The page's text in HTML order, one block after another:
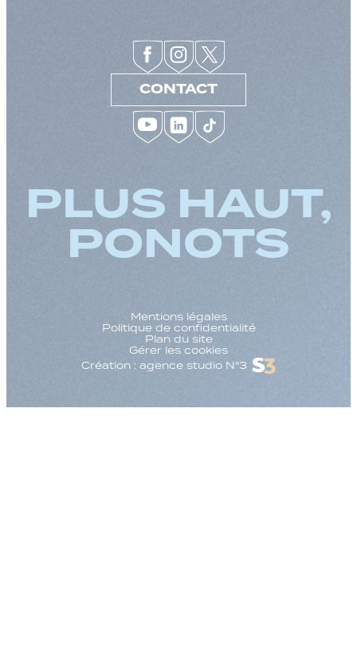
CONTACT
PLUS HAUT,
PONOTS
Mentions légales
Politique de confidentialité
Plan du site
Gérer les cookies
Création : agence studio N°3